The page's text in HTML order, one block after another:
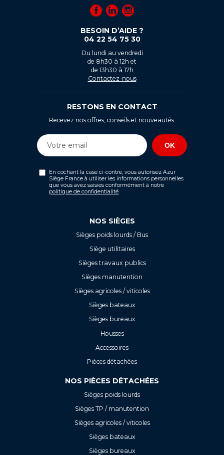
BESOIN D’AIDE ?
04 22 54 75 30
Du lundi au vendredi
de 8h30 à 12h et
de 13h30 à 17h
Contactez-nous
RESTONS EN CONTACT
Recevez nos offres, conseils et nouveautés.
En cochant la case ci-contre, vous autorisez Azur
Siège France à utiliser les informations personnelles
que vous avez saisies conformément à notre
politique de confidentialité.
NOS SIÈGES
Sièges poids lourds / Bus
Siège utilitaires
Sièges travaux publics
Sièges manutention
Sièges agricoles / viticoles
Sièges bateaux
Sièges bureaux
Housses
Accessoires
Pièces détachées
NOS PIÈCES DÉTACHÉES
Sièges poids lourds
Sièges TP / manutention
Sièges agricoles / viticoles
Sièges bateaux
Sièges bureaux